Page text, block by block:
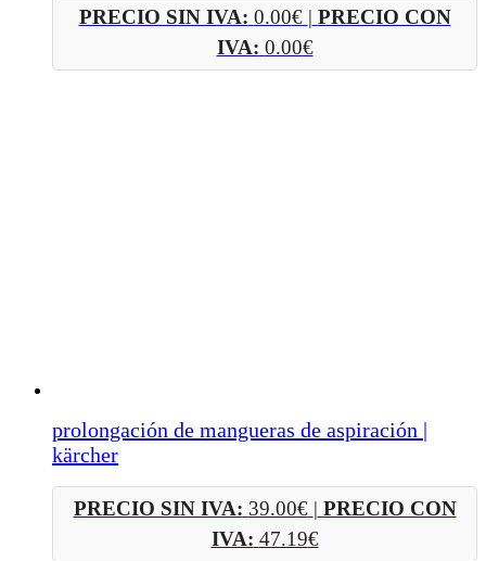
PRECIO SIN IVA: 0.00€ | PRECIO CON
IVA: 0.00€
prolongación de mangueras de aspiración |
kärcher
PRECIO SIN IVA: 39.00€ | PRECIO CON
IVA: 47.19€